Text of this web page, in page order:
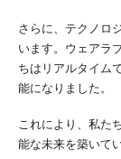
さらに、テクノロ
います。ウェアラ
ちはリアルタイム
能になりました。
これにより、私た
能な未来を築いて